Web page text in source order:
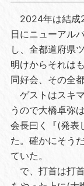
2024年は結成
日にニューアル
し、全都道府県
明けからそれは
同好会、その全
ゲストはスキ
うので大橋卓弥
会長曰く『(発表
た。確かにそう
ていた。
で、打首は打